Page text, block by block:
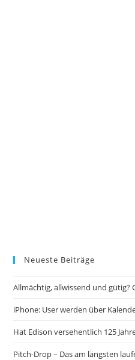
Neueste Beiträge
Allmächtig, allwissend und gütig?
iPhone: User werden über
Hat Edison versehentlich 125
Pitch-Drop – Das am längsten